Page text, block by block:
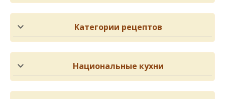
Категории рецептов
Национальные кухни